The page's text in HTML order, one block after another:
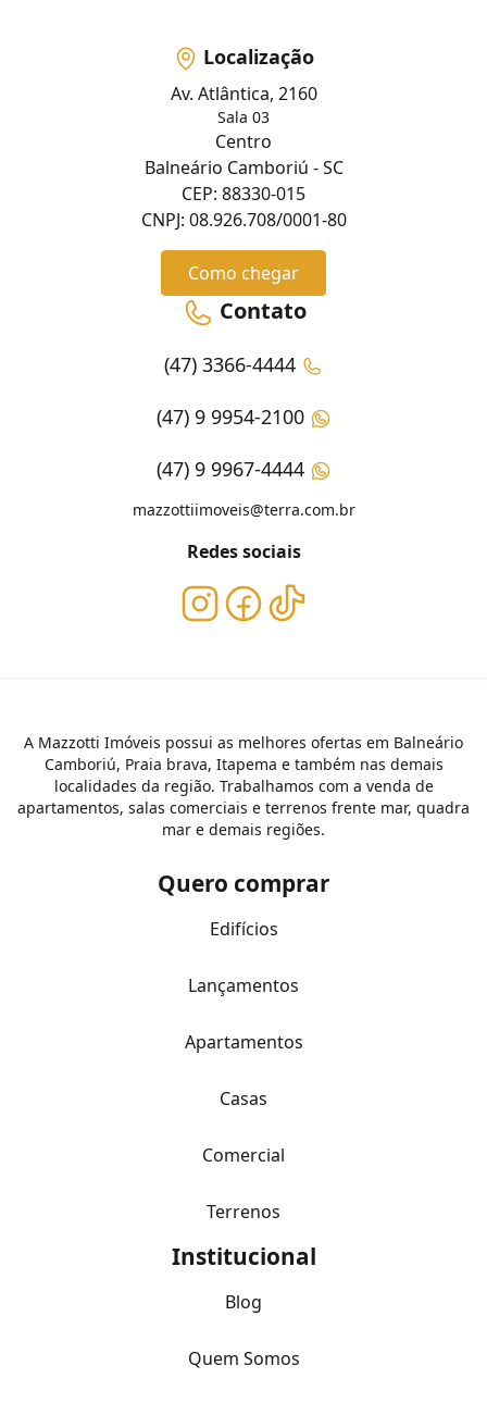
Localização
Av. Atlântica, 2160
Sala 03
Centro
Balneário Camboriú - SC
CEP: 88330-015
CNPJ: 08.926.708/0001-80
Como chegar
Contato
(47) 3366-4444
(47) 9 9954-2100
(47) 9 9967-4444
mazzottiimoveis@terra.com.br
Redes sociais
A Mazzotti Imóveis possui as melhores ofertas em Balneário
Camboriú, Praia brava, Itapema e também nas demais
localidades da região. Trabalhamos com a venda de
apartamentos, salas comerciais e terrenos frente mar, quadra
mar e demais regiões.
Quero comprar
Edifícios
Lançamentos
Apartamentos
Casas
Comercial
Terrenos
Institucional
Blog
Quem Somos